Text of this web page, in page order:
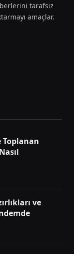
tarafsız
amaçlar.
Toplanan
ve